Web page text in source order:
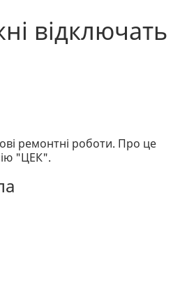
відключать
ремонтні роботи. Про це
"ЦЕК".